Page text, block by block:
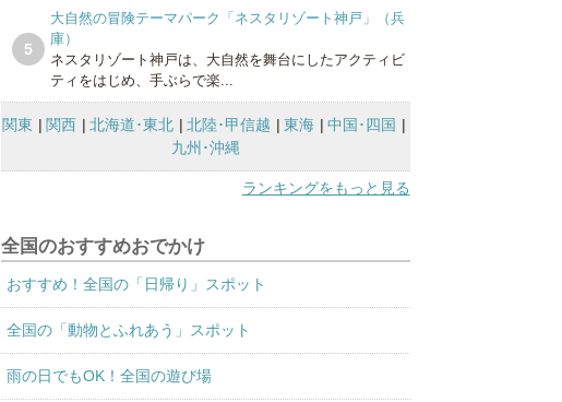
5
大自然の冒険テーマパーク「ネスタリゾート神戸」（兵
庫）
ネスタリゾート神戸は、大自然を舞台にしたアクティビ
ティをはじめ、手ぶらで楽...
関東 関西 北海道･東北 北陸･甲信越 東海
中国･四国
九州･沖縄
ランキングをもっと見る
全国のおすすめおでかけ
おすすめ！全国の「日帰り」スポット
全国の「動物とふれあう」スポット
雨の日でもOK！全国の遊び場